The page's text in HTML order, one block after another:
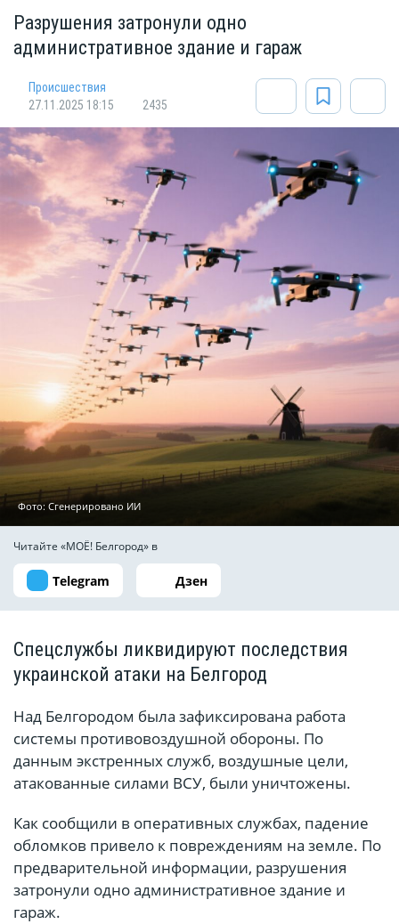
Разрушения затронули одно
административное здание и гараж
Происшествия
27.11.2025 18:15
2435
Фото: Сгенерировано ИИ
Читайте «МОЁ! Белгород» в
Telegram Дзен
Спецслужбы ликвидируют последствия
украинской атаки на Белгород
Над Белгородом была зафиксирована работа
системы противовоздушной обороны. По
данным экстренных служб, воздушные цели,
атакованные силами ВСУ, были уничтожены.
Как сообщили в оперативных службах, падение
обломков привело к повреждениям на земле. По
предварительной информации, разрушения
затронули одно административное здание и
гараж.